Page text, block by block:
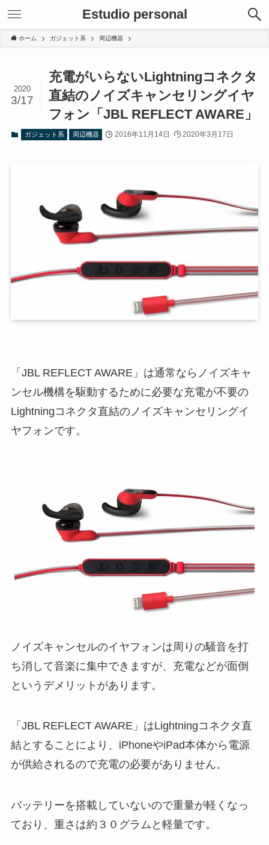
Estudio personal
ホーム ガジェット系 周辺機器
充電がいらないLightningコネクタ
直結のノイズキャンセリングイヤ
フォン「JBL REFLECT AWARE」
2020
3/17
ガジェット系 周辺機器 2016年11月14日 2020年3月17日
「JBL REFLECT AWARE」は通常ならノイズキャ
ンセル機構を駆動するために必要な充電が不要の
Lightningコネクタ直結のノイズキャンセリングイ
ヤフォンです。
ノイズキャンセルのイヤフォンは周りの騒音を打
ち消して音楽に集中できますが、充電などが面倒
というデメリットがあります。
「JBL REFLECT AWARE」はLightningコネクタ直
結とすることにより、iPhoneやiPad本体から電源
が供給されるので充電の必要がありません。
バッテリーを搭載していないので重量が軽くなっ
ており、重さは約３０グラムと軽量です。